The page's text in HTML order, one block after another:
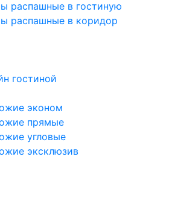
распашные в гостиную
распашные в коридор
гостиной
эконом
прямые
угловые
эксклюзив